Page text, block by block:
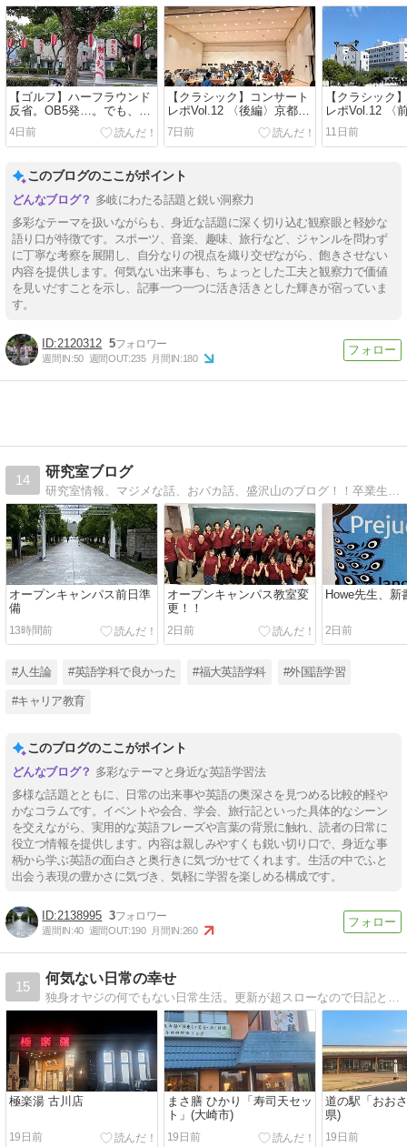
【ゴルフ】ハーフラウンド
反省。OB5発…。でも、一
番の災難は帰り道だった。
4日前
【クラシック】コンサート
レポVol.12 〈後編〉京都市
交響楽団を聴きに徳島へ チ
ャイコフスキー４番と沖澤
のどか
7日前
【クラシック
レポVol.12 〈
交響楽団を聴
11日前
このブログのここがポイント
多岐にわたる話題と鋭い洞察力
多彩なテーマを扱いながらも、身近な話題に深く切り込む観察眼と軽妙な
語り口が特徴です。スポーツ、音楽、趣味、旅行など、ジャンルを問わず
に丁寧な考察を展開し、自分なりの視点を織り交ぜながら、飽きさせない
内容を提供します。何気ない出来事も、ちょっとした工夫と観察力で価値
を見いだすことを示し、記事一つ一つに活き活きとした輝きが宿っていま
す。
2120312 5
週間IN:50 週間OUT:235 月間IN:180
14
研究室ブログ
研究室情報、マジメな話、おバカ話、盛沢山のブログ！！卒業生のお話多し！！
オープンキャンパス前日準
備
13時間前
オープンキャンパス教室変
更！！
2日前
Howe先生、新
2日前
#人生論 #英語学科で良かった #福大英語学科 #外国語学習
#キャリア教育
このブログのここがポイント
多彩なテーマと身近な英語学習法
多様な話題とともに、日常の出来事や英語の奥深さを見つめる比較的軽や
かなコラムです。イベントや会合、学会、旅行記といった具体的なシーン
を交えながら、実用的な英語フレーズや言葉の背景に触れ、読者の日常に
役立つ情報を提供します。内容は親しみやすくも鋭い切り口で、身近な事
柄から学ぶ英語の面白さと奥行きに気づかせてくれます。生活の中でふと
出会う表現の豊かさに気づき、気軽に学習を楽しめる構成です。
2138995 3
週間IN:40 週間OUT:190 月間IN:260
15
何気ない日常の幸せ
独身オヤジの何でもない日常生活。更新が超スローなので日記と言うより記録化してます(^_^;)
極楽湯 古川店
19日前
まさ膳 ひかり「寿司天セッ
ト」(大崎市)
19日前
道の駅「おお
県)
19日前